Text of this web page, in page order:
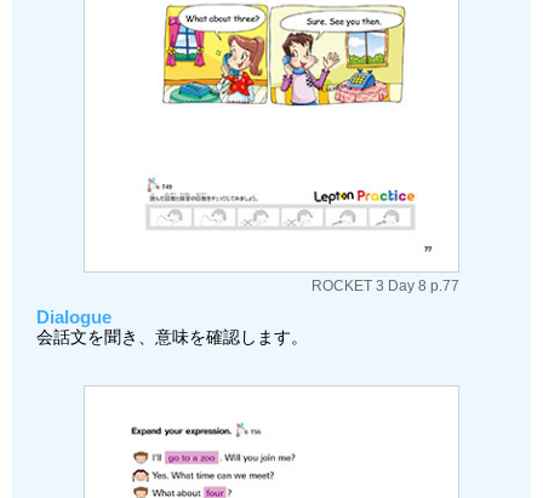
ROCKET 3 Day 8 p.77
Dialogue
会話文を聞き、意味を確認します。